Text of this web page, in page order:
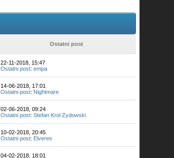
Ostatni post
22-11-2018, 15:47
Ostatni post:empa
14-06-2018, 17:01
Ostatni post: Nightmare
02-06-2018, 09:24
Ostatni post:Stefan Krol Zydowski
10-02-2018, 20:45
Ostatni post: Elveres
04-02-2018, 18:01